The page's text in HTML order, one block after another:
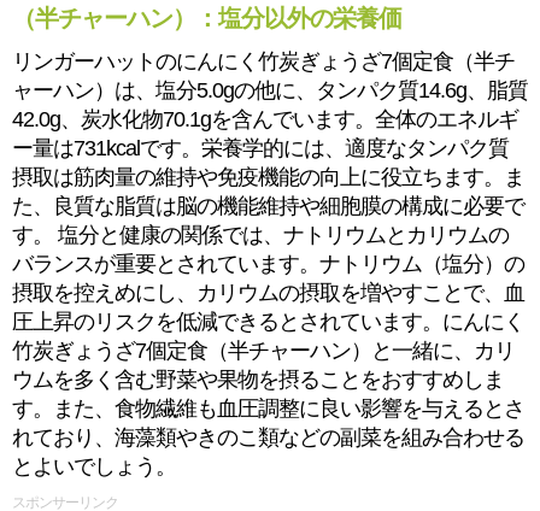
（半チャーハン）：塩分以外の栄養価
リンガーハットのにんにく竹炭ぎょうざ7個定食（半チ
ャーハン）は、塩分5.0gの他に、タンパク質14.6g、脂質
42.0g、炭水化物70.1gを含んでいます。全体のエネルギ
ー量は731kcalです。栄養学的には、適度なタンパク質
摂取は筋肉量の維持や免疫機能の向上に役立ちます。ま
た、良質な脂質は脳の機能維持や細胞膜の構成に必要で
す。 塩分と健康の関係では、ナトリウムとカリウムの
バランスが重要とされています。ナトリウム（塩分）の
摂取を控えめにし、カリウムの摂取を増やすことで、血
圧上昇のリスクを低減できるとされています。にんにく
竹炭ぎょうざ7個定食（半チャーハン）と一緒に、カリ
ウムを多く含む野菜や果物を摂ることをおすすめしま
す。また、食物繊維も血圧調整に良い影響を与えるとさ
れており、海藻類やきのこ類などの副菜を組み合わせる
とよいでしょう。
スポンサーリンク